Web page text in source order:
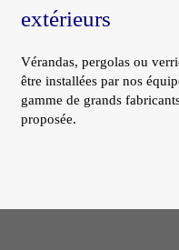
extérieurs
Vérandas, pergolas ou
être installées par nos
gamme de grands
proposée.